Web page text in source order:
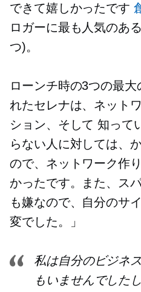
できて嬉しかったです
ロガーに最も人気のあ
つ)。
ローンチ時の3つの最
れたセレナは、ネット
ション、そして知って
らない人に対しては、
ので、ネットワーク作
かったです。また、ス
も嫌なので、自分のサ
変でした。」
私は自分のビジネ
もいませんでした